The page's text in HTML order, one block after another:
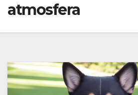
atmosfera